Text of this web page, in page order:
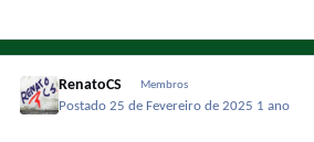
RenatoCS Membros
Postado25 de Fevereiro de 2025 1 ano